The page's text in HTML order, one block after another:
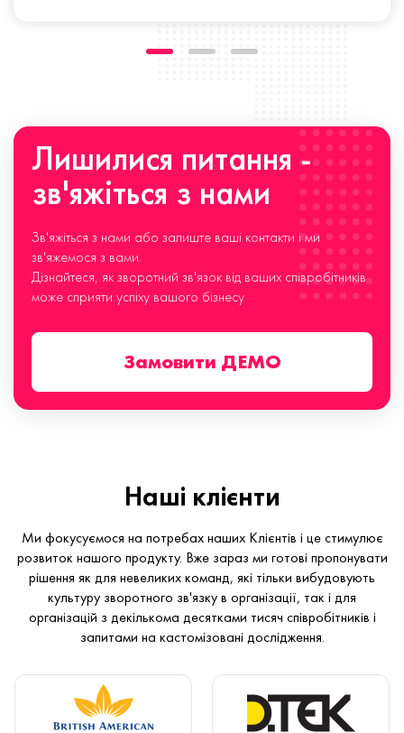
Лишилися питання -
зв'яжіться з нами
Зв'яжіться з нами або залиште ваші контакти і ми
зв'яжемося з вами.
Дізнайтеся, як зворотний зв'язок від ваших співробітників
може сприяти успіху вашого бізнесу
Замовити ДЕМО
Наші клієнти
Ми фокусуємося на потребах наших Клієнтів і це стимулює
розвиток нашого продукту. Вже зараз ми готові пропонувати
рішення як для невеликих команд, які тільки вибудовують
культуру зворотного зв'язку в організації, так і для
організацій з декількома десятками тисяч співробітників і
запитами на кастомізовані дослідження.